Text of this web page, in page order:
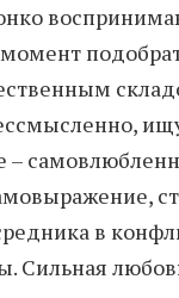
–
в
Сильная